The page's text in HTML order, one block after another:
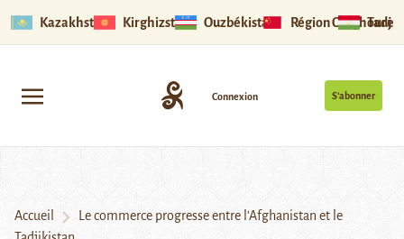
Kazakhstan Kirghizstan Ouzbékistan Région Ouïghoure
S’abonner
Connexion
Accueil
Le commerce progresse entre l’Afghanistan et le